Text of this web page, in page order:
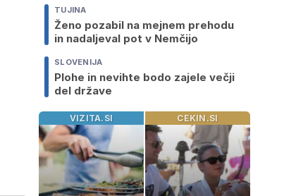
TUJINA
Ženo pozabil na mejnem prehodu
in nadaljeval pot v Nemčijo
SLOVENIJA
Plohe in nevihte bodo zajele večji
del države
VIZITA.SI CEKIN.SI